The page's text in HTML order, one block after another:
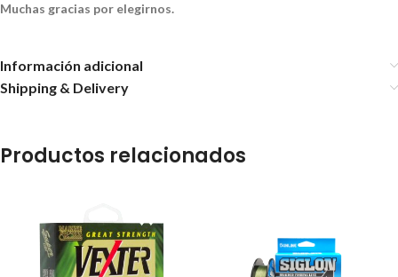
Muchas gracias por elegirnos.
Información adicional
Shipping & Delivery
Productos relacionados